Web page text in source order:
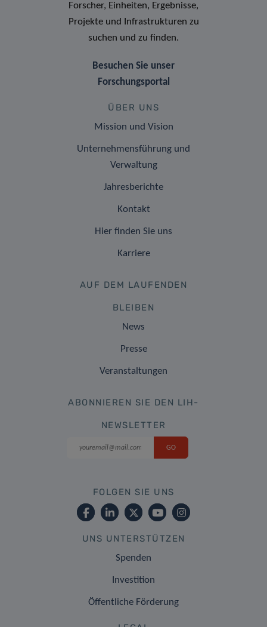
Forscher, Einheiten, Ergebnisse,
Projekte und Infrastrukturen zu
suchen und zu finden.
Besuchen Sie unser
Forschungsportal
ÜBER UNS
Mission und Vision
Unternehmensführung und
Verwaltung
Jahresberichte
Kontakt
Hier finden Sie uns
Karriere
AUF DEM LAUFENDEN
BLEIBEN
News
Presse
Veranstaltungen
ABONNIEREN SIE DEN LIH-
NEWSLETTER
FOLGEN SIE UNS
UNS UNTERSTÜTZEN
Spenden
Investition
Öffentliche Förderung